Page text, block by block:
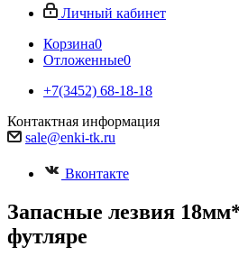
Личный кабинет
Корзина0
Отложенные0
+7(3452) 68-18-18
Контактная информация
sale@enki-tk.ru
Вконтакте
Запасные лезвия
футляре